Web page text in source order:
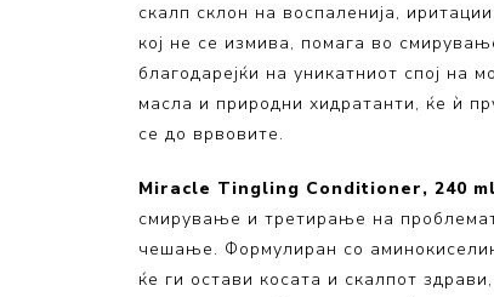
скалп склон на воспаленија,
кој не се измива, помага во
благодарејќи на уникатниот спој на
масла и природни хидратанти, ќе ѝ
се до врвовите.
Miracle Tingling Conditioner, 240 ml
смирување и третирање на
чешање. Формулиран со
ќе ги остави косата и скалпот